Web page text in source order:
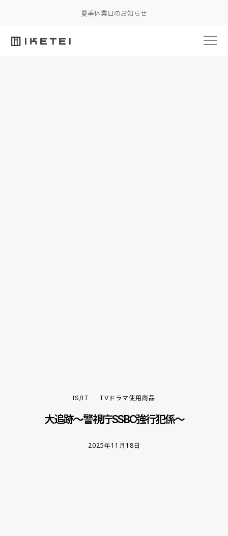
夏季休業日のお知らせ
IS/IT TVドラマ使用商品
大追跡〜警視庁SSBC強行犯係〜
2025年11月18日